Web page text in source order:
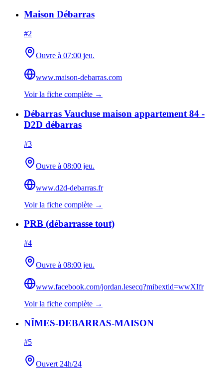
Maison Débarras
#2
Ouvre à 07:00 jeu.
www.maison-debarras.com
Voir la fiche complète →
Débarras Vaucluse maison appartement 84 -
D2D débarras
#3
Ouvre à 08:00 jeu.
www.d2d-debarras.fr
Voir la fiche complète →
PRB (débarrasse tout)
#4
Ouvre à 08:00 jeu.
www.facebook.com/jordan.lesecq?mibextid=wwXIfr
Voir la fiche complète →
NÎMES-DEBARRAS-MAISON
#5
Ouvert 24h/24